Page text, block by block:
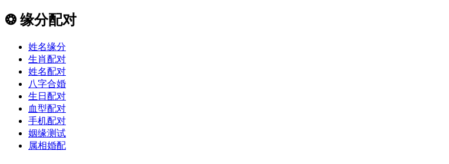
❂ 缘分配对
姓名缘分
生肖配对
姓名配对
八字合婚
生日配对
血型配对
手机配对
姻缘测试
属相婚配